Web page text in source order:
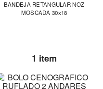
BANDEJA RETANGULAR NOZ
MOSCADA 30x18
1 item